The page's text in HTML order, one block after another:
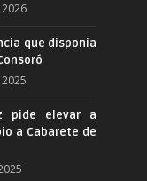
que disponia
pide elevar a
a Cabarete de